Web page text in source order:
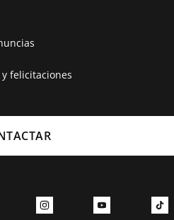
felicitaciones